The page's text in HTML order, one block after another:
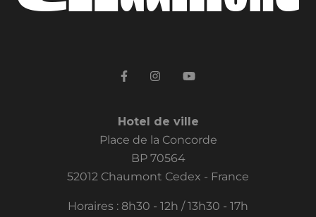
Hotel de ville
Place de la Concorde
BP 70564
52012 Chaumont Cedex - France
Horaires : 8h30 - 12h / 13h30 - 17h